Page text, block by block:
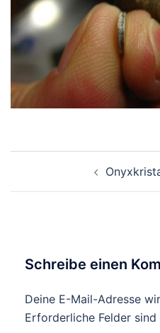
Schreibe einen
Deine E-Mail-Adresse
Erforderliche Felder sind